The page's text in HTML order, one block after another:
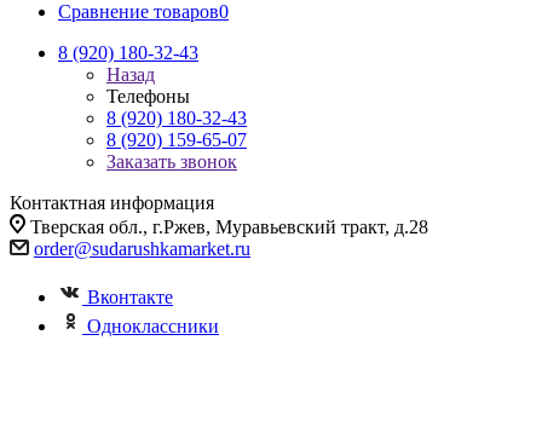
Сравнение товаров0
8 (920) 180-32-43
Назад
Телефоны
8 (920) 180-32-43
8 (920) 159-65-07
Заказать звонок
Контактная информация
Тверская обл., г.Ржев, Муравьевский тракт, д.28
order@sudarushkamarket.ru
Вконтакте
Одноклассники